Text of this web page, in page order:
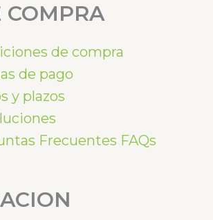
COMPRA
de compra
de pago
y plazos
Frecuentes FAQs